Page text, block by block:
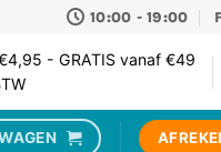
10:00 - 19:00
- GRATIS vanaf €49